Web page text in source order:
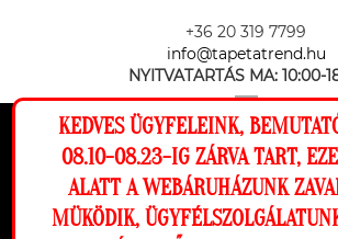
Ez a weboldal cookie-kat használ,
lehető legjobb élményt nyújtsa
Beállítások
+36 20 319 7799
info@tapetatrend.hu
NYITVATARTÁS MA: 10:00-
Az online fizetést a Barion Payment Zrt.
KEDVES ÜGYFELEINK,
08.10-08.23-IG ZÁRVA TART,
ALATT A WEBÁRUHÁZUNK
MÜKÖDIK,